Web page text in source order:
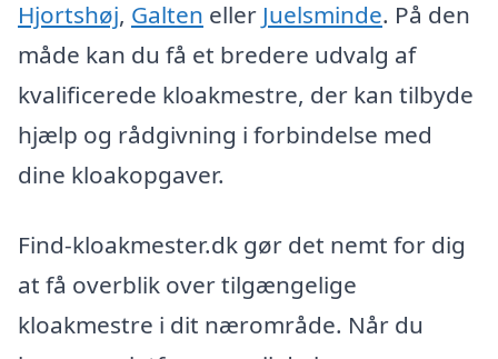
Hjortshøj, Galten eller Juelsminde. På den
måde kan du få et bredere udvalg af
kvalificerede kloakmestre, der kan tilbyde
hjælp og rådgivning i forbindelse med
dine kloakopgaver.
Find-kloakmester.dk gør det nemt for dig
at få overblik over tilgængelige
kloakmestre i dit nærområde. Når du